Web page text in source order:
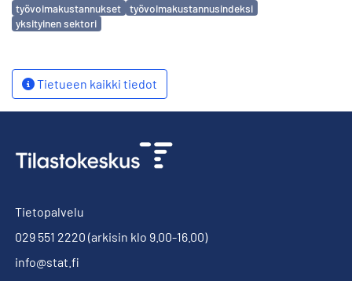
työvoimakustannukset
työvoimakustannusindeksi
yksityinen sektori
Tietueen kaikki tiedot
Tietopalvelu
029 551 2220 (arkisin klo 9.00-16.00)
info@stat.fi